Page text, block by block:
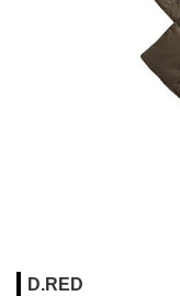
D.RED